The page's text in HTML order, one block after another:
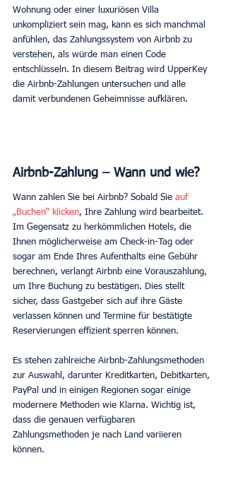
Wohnung oder einer luxuriösen Villa
unkompliziert sein mag, kann es sich manchmal
anfühlen, das Zahlungssystem von Airbnb zu
verstehen, als würde man einen Code
entschlüsseln. In diesem Beitrag wird UpperKey
die Airbnb-Zahlungen untersuchen und alle
damit verbundenen Geheimnisse aufklären.
Airbnb-Zahlung – Wann und wie?
Wann zahlen Sie bei Airbnb? Sobald Sie auf
„Buchen“ klicken, Ihre Zahlung wird bearbeitet.
Im Gegensatz zu herkömmlichen Hotels, die
Ihnen möglicherweise am Check-in-Tag oder
sogar am Ende Ihres Aufenthalts eine Gebühr
berechnen, verlangt Airbnb eine Vorauszahlung,
um Ihre Buchung zu bestätigen. Dies stellt
sicher, dass Gastgeber sich auf ihre Gäste
verlassen können und Termine für bestätigte
Reservierungen effizient sperren können.
Es stehen zahlreiche Airbnb-Zahlungsmethoden
zur Auswahl, darunter Kreditkarten, Debitkarten,
PayPal und in einigen Regionen sogar einige
modernere Methoden wie Klarna. Wichtig ist,
dass die genauen verfügbaren
Zahlungsmethoden je nach Land variieren
können.